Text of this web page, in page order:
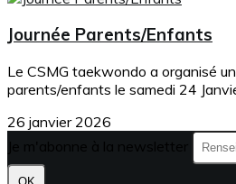
Journée Parents/Enfants
Le CSMG taekwondo a organisé
parents/enfants le samedi 24
26 janvier 2026